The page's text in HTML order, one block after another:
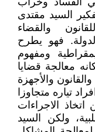
السيد مقتدى
والقضاء
فهو يطرح
ومفهوم
معالجة قضايا
والأجهزة
تياره متجاوزا
اتخاذ الاجراءات
ولكن السيد